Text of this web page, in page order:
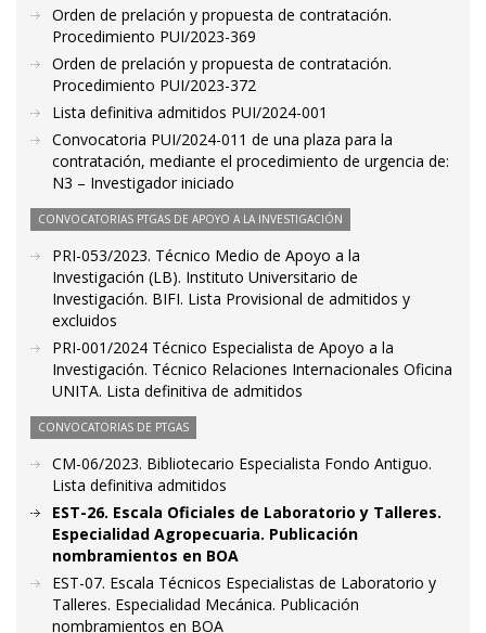
Orden de prelación y propuesta de contratación.
Procedimiento PUI/2023-369
Orden de prelación y propuesta de contratación.
Procedimiento PUI/2023-372
Lista definitiva admitidos PUI/2024-001
Convocatoria PUI/2024-011 de una plaza para la
contratación, mediante el procedimiento de urgencia de:
N3 – Investigador iniciado
CONVOCATORIAS PTGAS DE APOYO A LA INVESTIGACIÓN
PRI-053/2023. Técnico Medio de Apoyo a la
Investigación (LB). Instituto Universitario de
Investigación. BIFI. Lista Provisional de admitidos y
excluidos
PRI-001/2024 Técnico Especialista de Apoyo a la
Investigación. Técnico Relaciones Internacionales Oficina
UNITA. Lista definitiva de admitidos
CONVOCATORIAS DE PTGAS
CM-06/2023. Bibliotecario Especialista Fondo Antiguo.
Lista definitiva admitidos
EST-26. Escala Oficiales de Laboratorio y Talleres.
Especialidad Agropecuaria. Publicación
nombramientos en BOA
EST-07. Escala Técnicos Especialistas de Laboratorio y
Talleres. Especialidad Mecánica. Publicación
nombramientos en BOA